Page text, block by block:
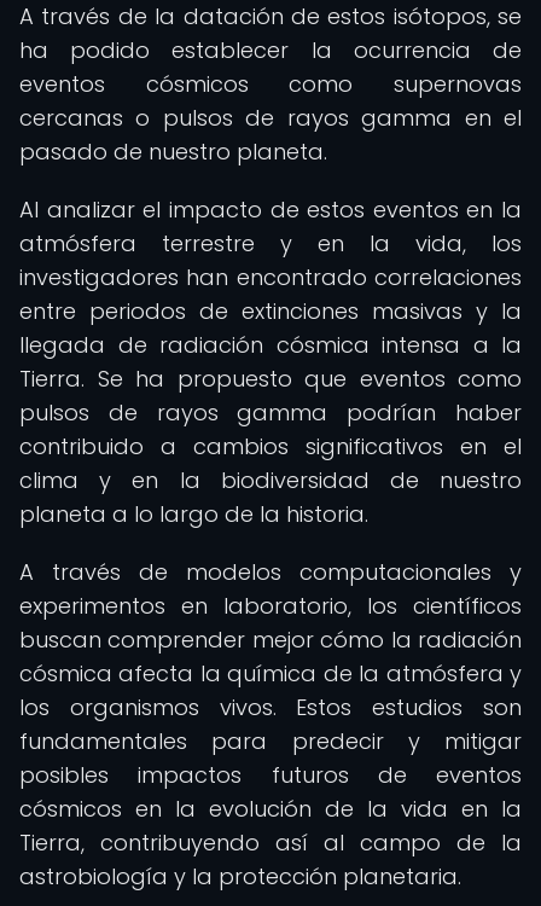
A través de la datación de estos isótopos, se
ha podido establecer la ocurrencia de
eventos cósmicos como supernovas
cercanas o pulsos de rayos gamma en el
pasado de nuestro planeta.
Al analizar el impacto de estos eventos en la
atmósfera terrestre y en la vida, los
investigadores han encontrado correlaciones
entre periodos de extinciones masivas y la
llegada de radiación cósmica intensa a la
Tierra. Se ha propuesto que eventos como
pulsos de rayos gamma podrían haber
contribuido a cambios significativos en el
clima y en la biodiversidad de nuestro
planeta a lo largo de la historia.
A través de modelos computacionales y
experimentos en laboratorio, los científicos
buscan comprender mejor cómo la radiación
cósmica afecta la química de la atmósfera y
los organismos vivos. Estos estudios son
fundamentales para predecir y mitigar
posibles impactos futuros de eventos
cósmicos en la evolución de la vida en la
Tierra, contribuyendo así al campo de la
astrobiología y la protección planetaria.